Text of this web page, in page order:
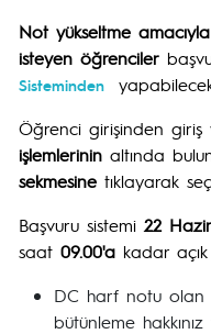
Not yükseltme
isteyen öğrenciler
Sisteminden
Öğrenci girişinden giriş
işlemlerinin altında
sekmesine tıklayarak
Başvuru sistemi 22
saat 09.00'a kadar açık
DC harf notu olan
bütünleme